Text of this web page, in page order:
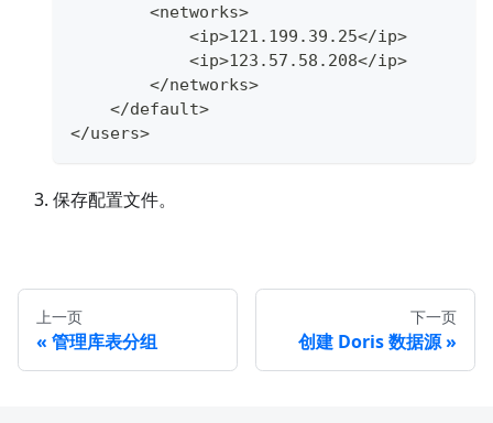
        <networks>
            <ip>121.199.39.25</ip>
            <ip>123.57.58.208</ip>
        </networks>
    </default>
</users>
保存配置文件。
上一页
管理库表分组
下一页
创建 Doris 数据源